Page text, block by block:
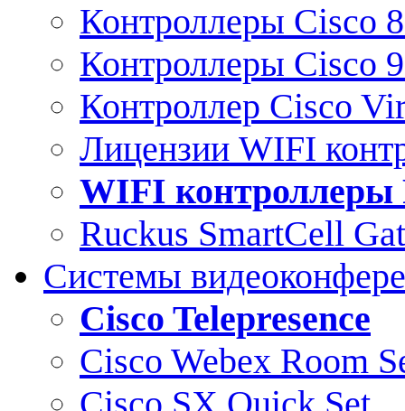
Контроллеры Cisco
Контроллеры Cisco
Контроллер Cisco
Лицензии WIFI
WIFI контроллеры
Ruckus SmartCell
Системы
Cisco Telepresence
Cisco Webex Room